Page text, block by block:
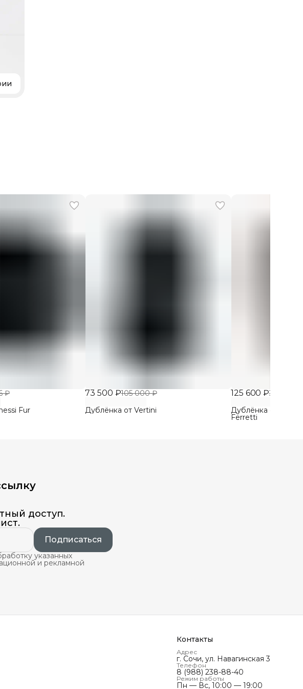
₽
Fur
73 500 ₽105 000 ₽
Дублёнка от Vertini
125 600 ₽314 000
Дублёнка от
Ferretti
доступ.
Подписаться
указанных
и рекламной
Контакты
Адрес
г. Сочи, ул. Навагинская 3
Телефон
8 (988) 238-88-40
Режим работы
Пн — Вс, 10:00 — 19:00